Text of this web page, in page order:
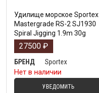
Удилище морское Sportex
Mastergrade RS-2 SJ1930
Spiral Jigging 1.9m 30g
27500 ₽
БРЕНД
Sportex
Нет в наличии
УВЕДОМИТЬ